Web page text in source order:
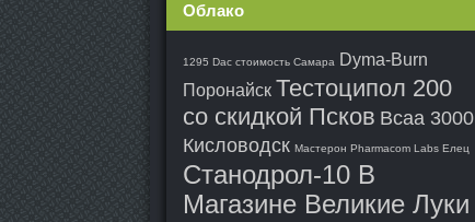
Облако
1295 Dac стоимость Самара
Dyma-Burn
Поронайск Тестоципол 200
со скидкой Псков Bcaa 3000
Кисловодск Мастерон Pharmacom Labs Елец
Станодрол-10 В
Магазине Великие Луки